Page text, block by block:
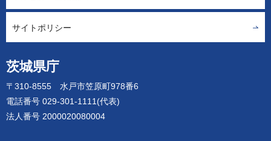
茨城県庁
〒310-8555 水戸市笠原町978番6
電話番号 029-301-1111(代表)
法人番号 2000020080004
サイトポリシー